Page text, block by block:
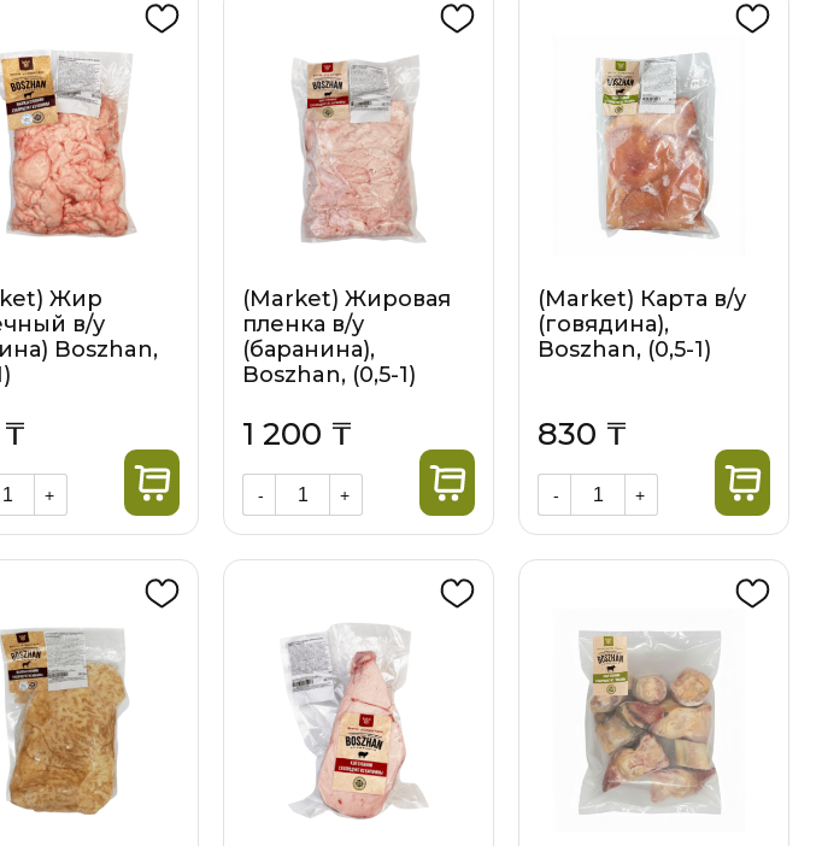
Жир
в/у
Boszhan,
₸
+
(Market) Жировая
пленка в/у
(баранина),
Boszhan, (0,5-1)
1 200 ₸
- +
(Market) Карта в/у
(говядина),
Boszhan, (0,5-1)
830 ₸
- +